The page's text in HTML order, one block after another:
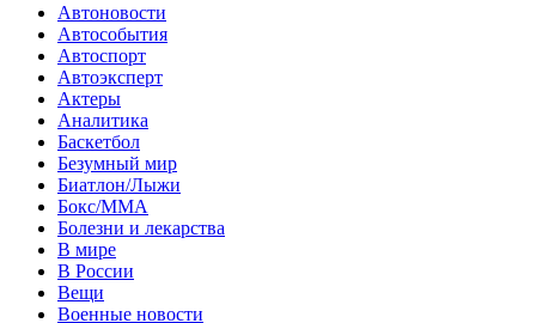
Автоновости
Автособытия
Автоспорт
Автоэксперт
Актеры
Аналитика
Баскетбол
Безумный мир
Биатлон/Лыжи
Бокс/MMA
Болезни и лекарства
В мире
В России
Вещи
Военные новости